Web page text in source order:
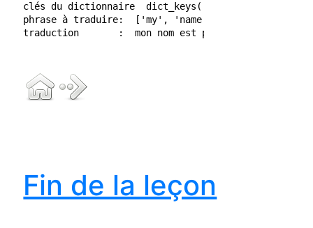
clés du dictionnaire  dict_keys(['is', 'nobody', '
phrase à traduire:  ['my', 'name', 'is', 'nobody']
Fin de la leçon